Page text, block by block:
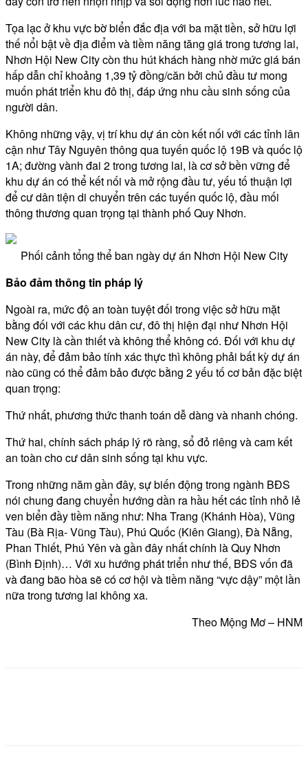
Tọa lạc ở khu vực bờ biển đắc địa với ba mặt tiền, sở hữu lợi
thế nổi bật về địa điểm và tiềm năng tăng giá trong tương lai,
Nhơn Hội New City còn thu hút khách hàng nhờ mức giá bán
hấp dẫn chỉ khoảng 1,39 tỷ đồng/căn bởi chủ đầu tư mong
muốn phát triển khu đô thị, đáp ứng nhu cầu sinh sống của
người dân.
Không những vậy, vị trí khu dự án còn kết nối với các tỉnh lân
cận như Tây Nguyên thông qua tuyến quốc lộ 19B và quốc lộ
1A; đường vành đai 2 trong tương lai, là cơ sở bền vững để
khu dự án có thể kết nối và mở rộng đầu tư, yếu tố thuận lợi
để cư dân tiện di chuyển trên các tuyến quốc lộ, đầu mối
thông thương quan trọng tại thành phố Quy Nhơn.
Phối cảnh tổng thể ban ngày dự án Nhơn Hội New City
Bảo đảm thông tin pháp lý
Ngoài ra, mức độ an toàn tuyệt đối trong việc sở hữu mặt
bằng đối với các khu dân cư, đô thị hiện đại như Nhơn Hội
New City là cần thiết và không thể không có. Đối với khu dự
án này, để đảm bảo tính xác thực thì không phải bất kỳ dự án
nào cũng có thể đảm bảo được bằng 2 yếu tố cơ bản đặc biệt
quan trọng:
Thứ nhất, phương thức thanh toán dễ dàng và nhanh chóng.
Thứ hai, chính sách pháp lý rõ ràng, sổ đỏ riêng và cam kết
an toàn cho cư dân sinh sống tại khu vực.
Trong những năm gần đây, sự biến động trong ngành BĐS
nói chung đang chuyển hướng dần ra hầu hết các tỉnh nhỏ lẻ
ven biển đầy tiềm năng như: Nha Trang (Khánh Hòa), Vũng
Tàu (Bà Rịa- Vũng Tàu), Phú Quốc (Kiên Giang), Đà Nẵng,
Phan Thiết, Phú Yên và gần đây nhất chính là Quy Nhơn
(Bình Định)… Với xu hướng phát triển như thế, BĐS vốn đã
và đang bão hòa sẽ có cơ hội và tiềm năng “vực dậy” một lần
nữa trong tương lai không xa.
Theo Mộng Mơ – HNM